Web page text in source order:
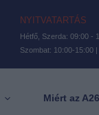
NYITVATARTÁS
Hétfő, Szerda: 09:00 -
Szombat: 10:00-15:00
Miért az